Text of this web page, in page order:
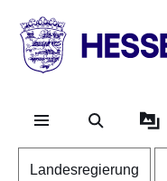
HESSEN
Landesregierung
Landesregierung